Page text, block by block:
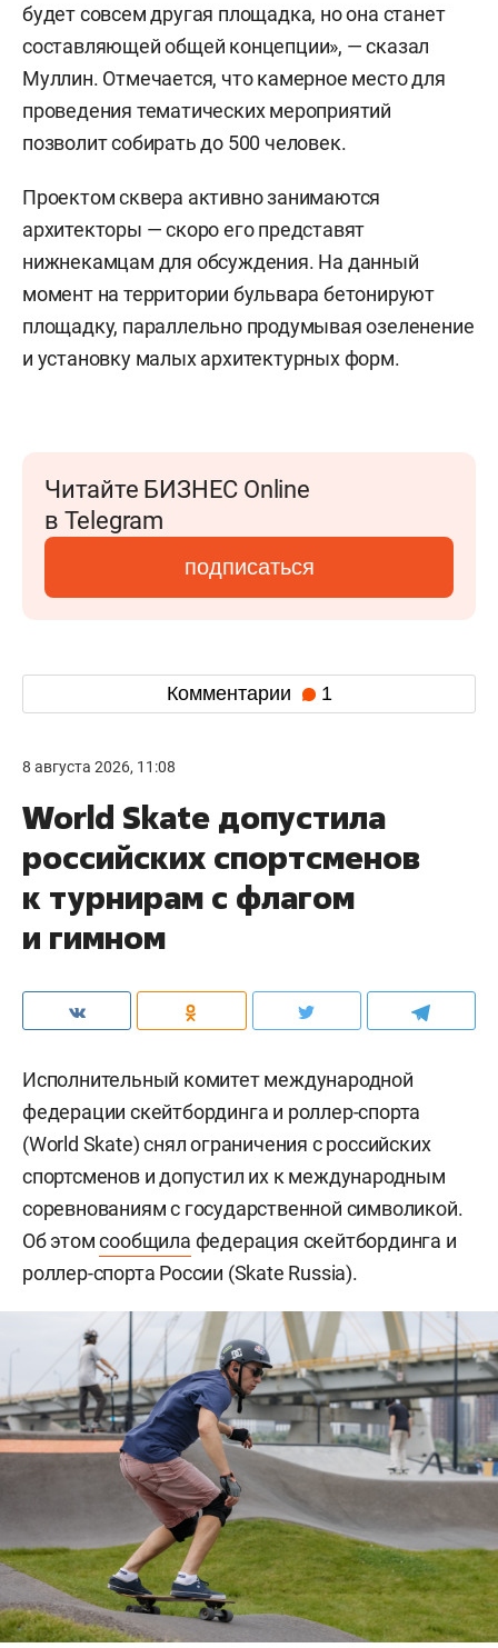
будет совсем другая площадка, но она станет
составляющей общей концепции», — сказал
Муллин. Отмечается, что камерное место для
проведения тематических мероприятий
позволит собирать до 500 человек.
Проектом сквера активно занимаются
архитекторы — скоро его представят
нижнекамцам для обсуждения. На данный
момент на территории бульвара бетонируют
площадку, параллельно продумывая озеленение
и установку малых архитектурных форм.
Читайте БИЗНЕС Online
в Telegram
подписаться
Комментарии 1
8 августа 2026, 11:08
World Skate допустила
российских спортсменов
к турнирам с флагом
и гимном
Исполнительный комитет международной
федерации скейтбординга и роллер-спорта
(World Skate) снял ограничения с российских
спортсменов и допустил их к международным
соревнованиям с государственной символикой.
Об этомсообщила федерация скейтбординга и
роллер-спорта России (Skate Russia).